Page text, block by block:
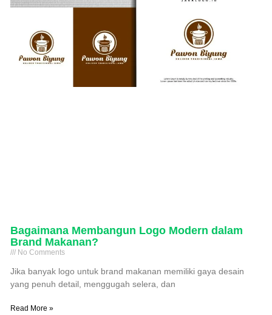
Bagaimana Membangun Logo Modern dalam
Brand Makanan?
No Comments
Jika banyak logo untuk brand makanan memiliki gaya desain
yang penuh detail, menggugah selera, dan
Read More »